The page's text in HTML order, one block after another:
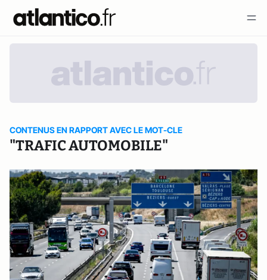
CONTENUS EN RAPPORT AVEC LE MOT-CLE
"TRAFIC AUTOMOBILE"